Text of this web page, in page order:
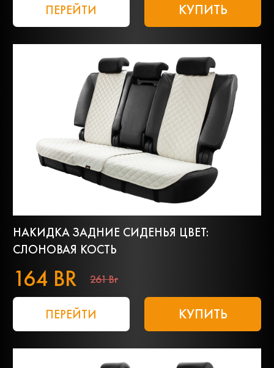
ПЕРЕЙТИ КУПИТЬ
НАКИДКА ЗАДНИЕ СИДЕНЬЯ ЦВЕТ:
СЛОНОВАЯ КОСТЬ
164 BR 261 Br
ПЕРЕЙТИ КУПИТЬ